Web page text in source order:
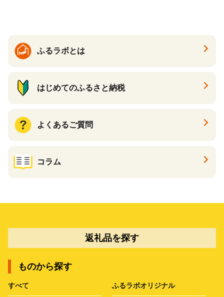
ふるラボとは
はじめてのふるさと納税
よくあるご質問
コラム
返礼品を探す
ものから探す
すべて ふるラボオリジナル